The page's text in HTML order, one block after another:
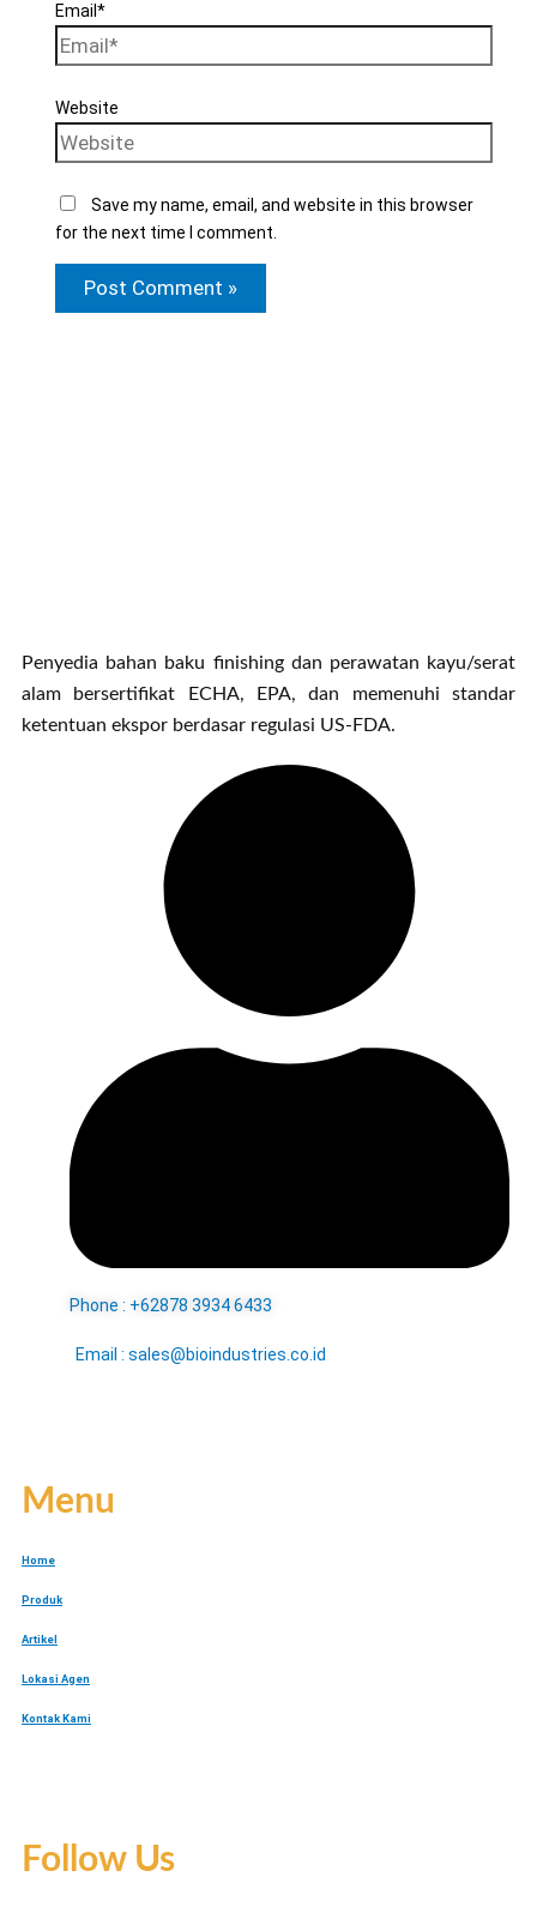
Email*
Website
Save my name, email, and website in this browser
for the next time I comment.
Penyedia bahan baku finishing dan perawatan kayu/serat
alam bersertifikat ECHA, EPA, dan memenuhi standar
ketentuan ekspor berdasar regulasi US-FDA.
Phone : +62878 3934 6433
Email : sales@bioindustries.co.id
Menu
Home
Produk
Artikel
Lokasi Agen
Kontak Kami
Follow Us